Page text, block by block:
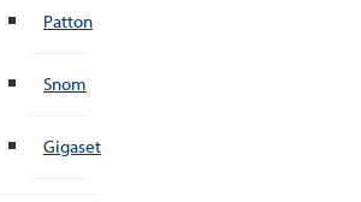
Patton
Snom
Gigaset